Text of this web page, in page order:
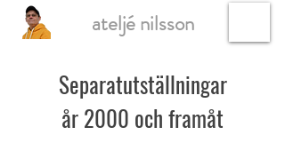
ateljé nilsson
Separatutställningar
år 2000 och framåt